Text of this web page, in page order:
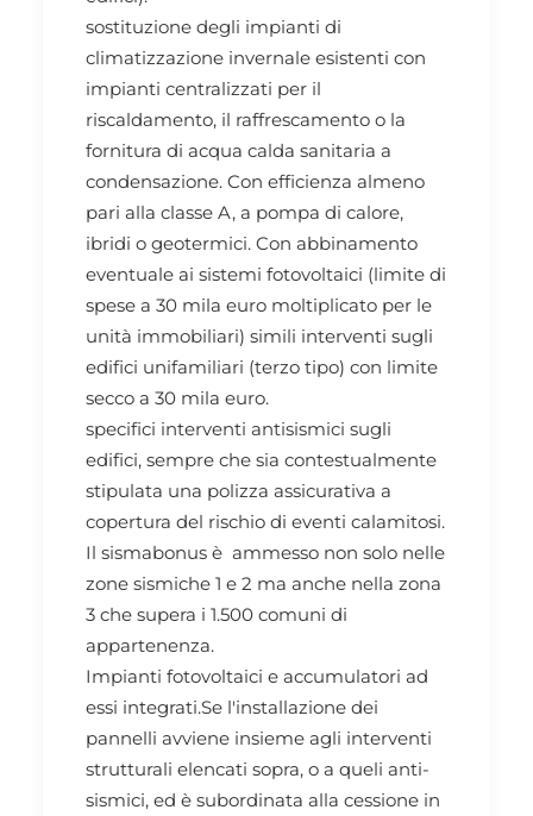
sostituzione degli impianti di
climatizzazione invernale esistenti con
impianti centralizzati per il
riscaldamento, il raffrescamento o la
fornitura di acqua calda sanitaria a
condensazione. Con efficienza almeno
pari alla classe A, a pompa di calore,
ibridi o geotermici. Con abbinamento
eventuale ai sistemi fotovoltaici (limite di
spese a 30 mila euro moltiplicato per le
unità immobiliari) simili interventi sugli
edifici unifamiliari (terzo tipo) con limite
secco a 30 mila euro.
specifici interventi antisismici sugli
edifici, sempre che sia contestualmente
stipulata una polizza assicurativa a
copertura del rischio di eventi calamitosi.
Il sismabonus è ammesso non solo nelle
zone sismiche 1 e 2 ma anche nella zona
3 che supera i 1.500 comuni di
appartenenza.
Impianti fotovoltaici e accumulatori ad
essi integrati.Se l'installazione dei
pannelli avviene insieme agli interventi
strutturali elencati sopra, o a queli anti-
sismici, ed è subordinata alla cessione in